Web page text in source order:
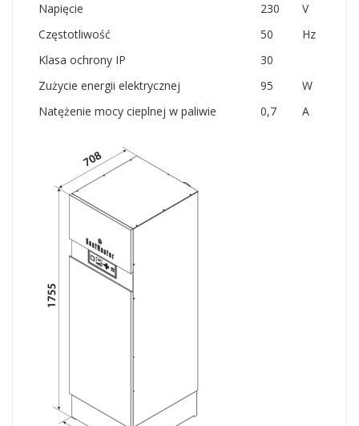
Napięcie 230
V
Częstotliwość
50
Hz
Klasa ochrony IP
30
Zużycie energii elektrycznej
95
W
Natężenie mocy cieplnej w paliwie
0,7 A